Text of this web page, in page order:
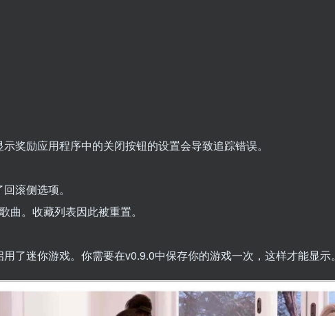
奖励应用程序中的关闭按钮的设置会导致追踪错误。
滚侧选项。
曲。收藏列表因此被重置。
了迷你游戏。你需要在v0.9.0中保存你的游戏一次，这样才能显示。